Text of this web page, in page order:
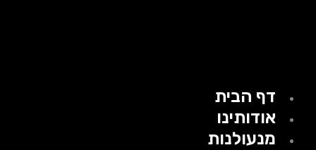
דף הבית
אודותינו
מנעולנות